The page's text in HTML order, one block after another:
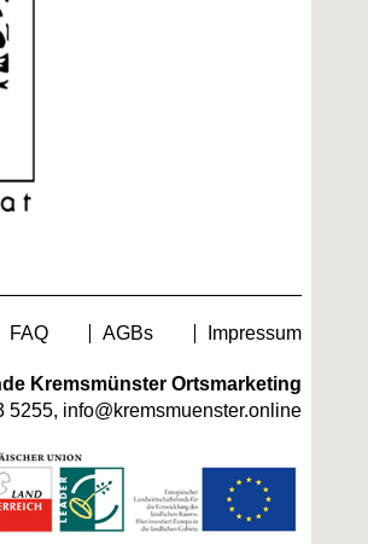
FAQ AGBs Impressum
Kremsmünster Ortsmarketing
5255, info@kremsmuenster.online